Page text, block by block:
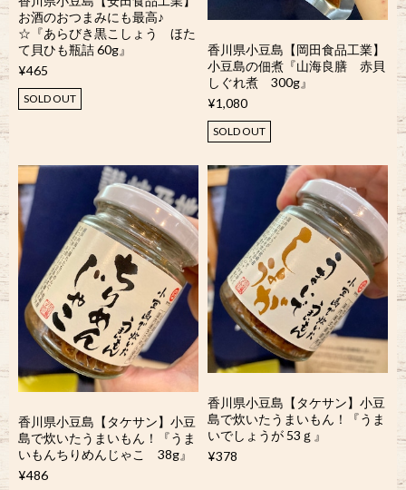
お酒のおつまみにも最高♪
☆『あらびき黒こしょう ほた
て貝ひも瓶詰 60g』
¥465
SOLD OUT
香川県小豆島【岡田食品工業】
小豆島の佃煮『山海良膳 赤貝
しぐれ煮 300g』
¥1,080
SOLD OUT
香川県小豆島【タケサン】小豆
島で炊いたうまいもん！『うま
いもんちりめんじゃこ 38g』
¥486
香川県小豆島【タケサン】小豆
島で炊いたうまいもん！『うま
いでしょうが 53ｇ』
¥378